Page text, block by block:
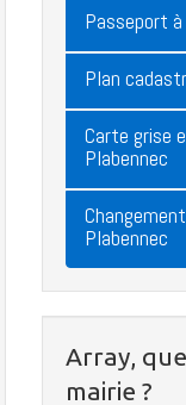
Passeport
Plan
Carte grise
Plabennec
Plabennec
Array,
mairie ?